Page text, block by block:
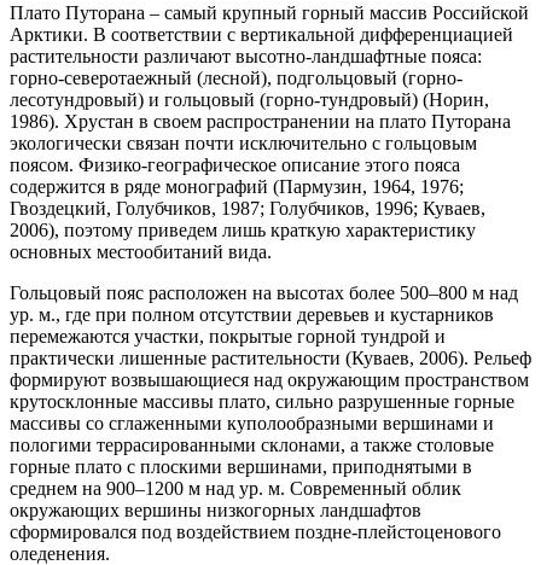
Плато Путорана – самый крупный горный массив Российской
Арктики. В соответствии с вертикальной дифференциацией
растительности различают высотно-ландшафтные пояса:
горно-северотаежный (лесной), подгольцовый (горно-
лесотундровый) и гольцовый (горно-тундровый) (Норин,
1986). Хрустан в своем распространении на плато Путорана
экологически связан почти исключительно с гольцовым
поясом. Физико-географическое описание этого пояса
содержится в ряде монографий (Пармузин, 1964, 1976;
Гвоздецкий, Голубчиков, 1987; Голубчиков, 1996; Куваев,
2006), поэтому приведем лишь краткую характеристику
основных местообитаний вида.
Гольцовый пояс расположен на высотах более 500–800 м над
ур. м., где при полном отсутствии деревьев и кустарников
перемежаются участки, покрытые горной тундрой и
практически лишенные растительности (Куваев, 2006). Рельеф
формируют возвышающиеся над окружающим пространством
крутосклонные массивы плато, сильно разрушенные горные
массивы со сглаженными куполообразными вершинами и
пологими террасированными склонами, а также столовые
горные плато с плоскими вершинами, приподнятыми в
среднем на 900–1200 м над ур. м. Современный облик
окружающих вершины низкогорных ландшафтов
сформировался под воздействием поздне-плейстоценового
оледенения.